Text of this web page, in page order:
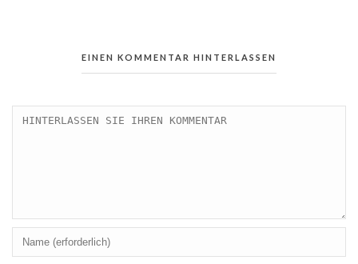
EINEN KOMMENTAR HINTERLASSEN